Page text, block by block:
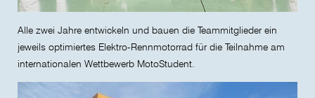
Alle zwei Jahre entwickeln und bauen die Teammitglieder ein
jeweils optimiertes Elektro-Rennmotorrad für die Teilnahme am
internationalen Wettbewerb MotoStudent.